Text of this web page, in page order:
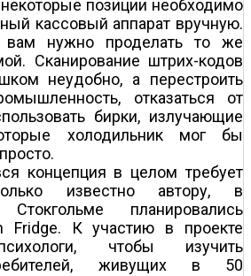
позиции необходимо
кассовый аппарат вручную.
вам нужно проделать то же
Сканирование штрих-кодов
неудобно, а перестроить
отказаться от
бирки, излучающие
холодильник мог бы
концепция в целом требует
известно автору, в
планировались
Fridge. К участию в проекте
чтобы изучить
живущих в 50